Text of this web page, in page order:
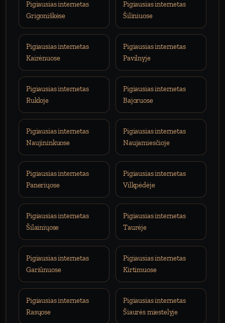
Pigiausias internetas
Grigoniškėse
Pigiausias internetas
Šiliniuose
Pigiausias internetas
Kairėnuose
Pigiausias internetas
Pavilnyje
Pigiausias internetas
Rukloje
Pigiausias internetas
Bajoruose
Pigiausias internetas
Naujininkuose
Pigiausias internetas
Naujamiesčioje
Pigiausias internetas
Paneriųose
Pigiausias internetas
Vilkpėdėje
Pigiausias internetas
Šilainiųose
Pigiausias internetas
Taurėje
Pigiausias internetas
Gariūnuose
Pigiausias internetas
Kirtimuose
Pigiausias internetas
Rasųose
Pigiausias internetas
Šiaurės miestelyje